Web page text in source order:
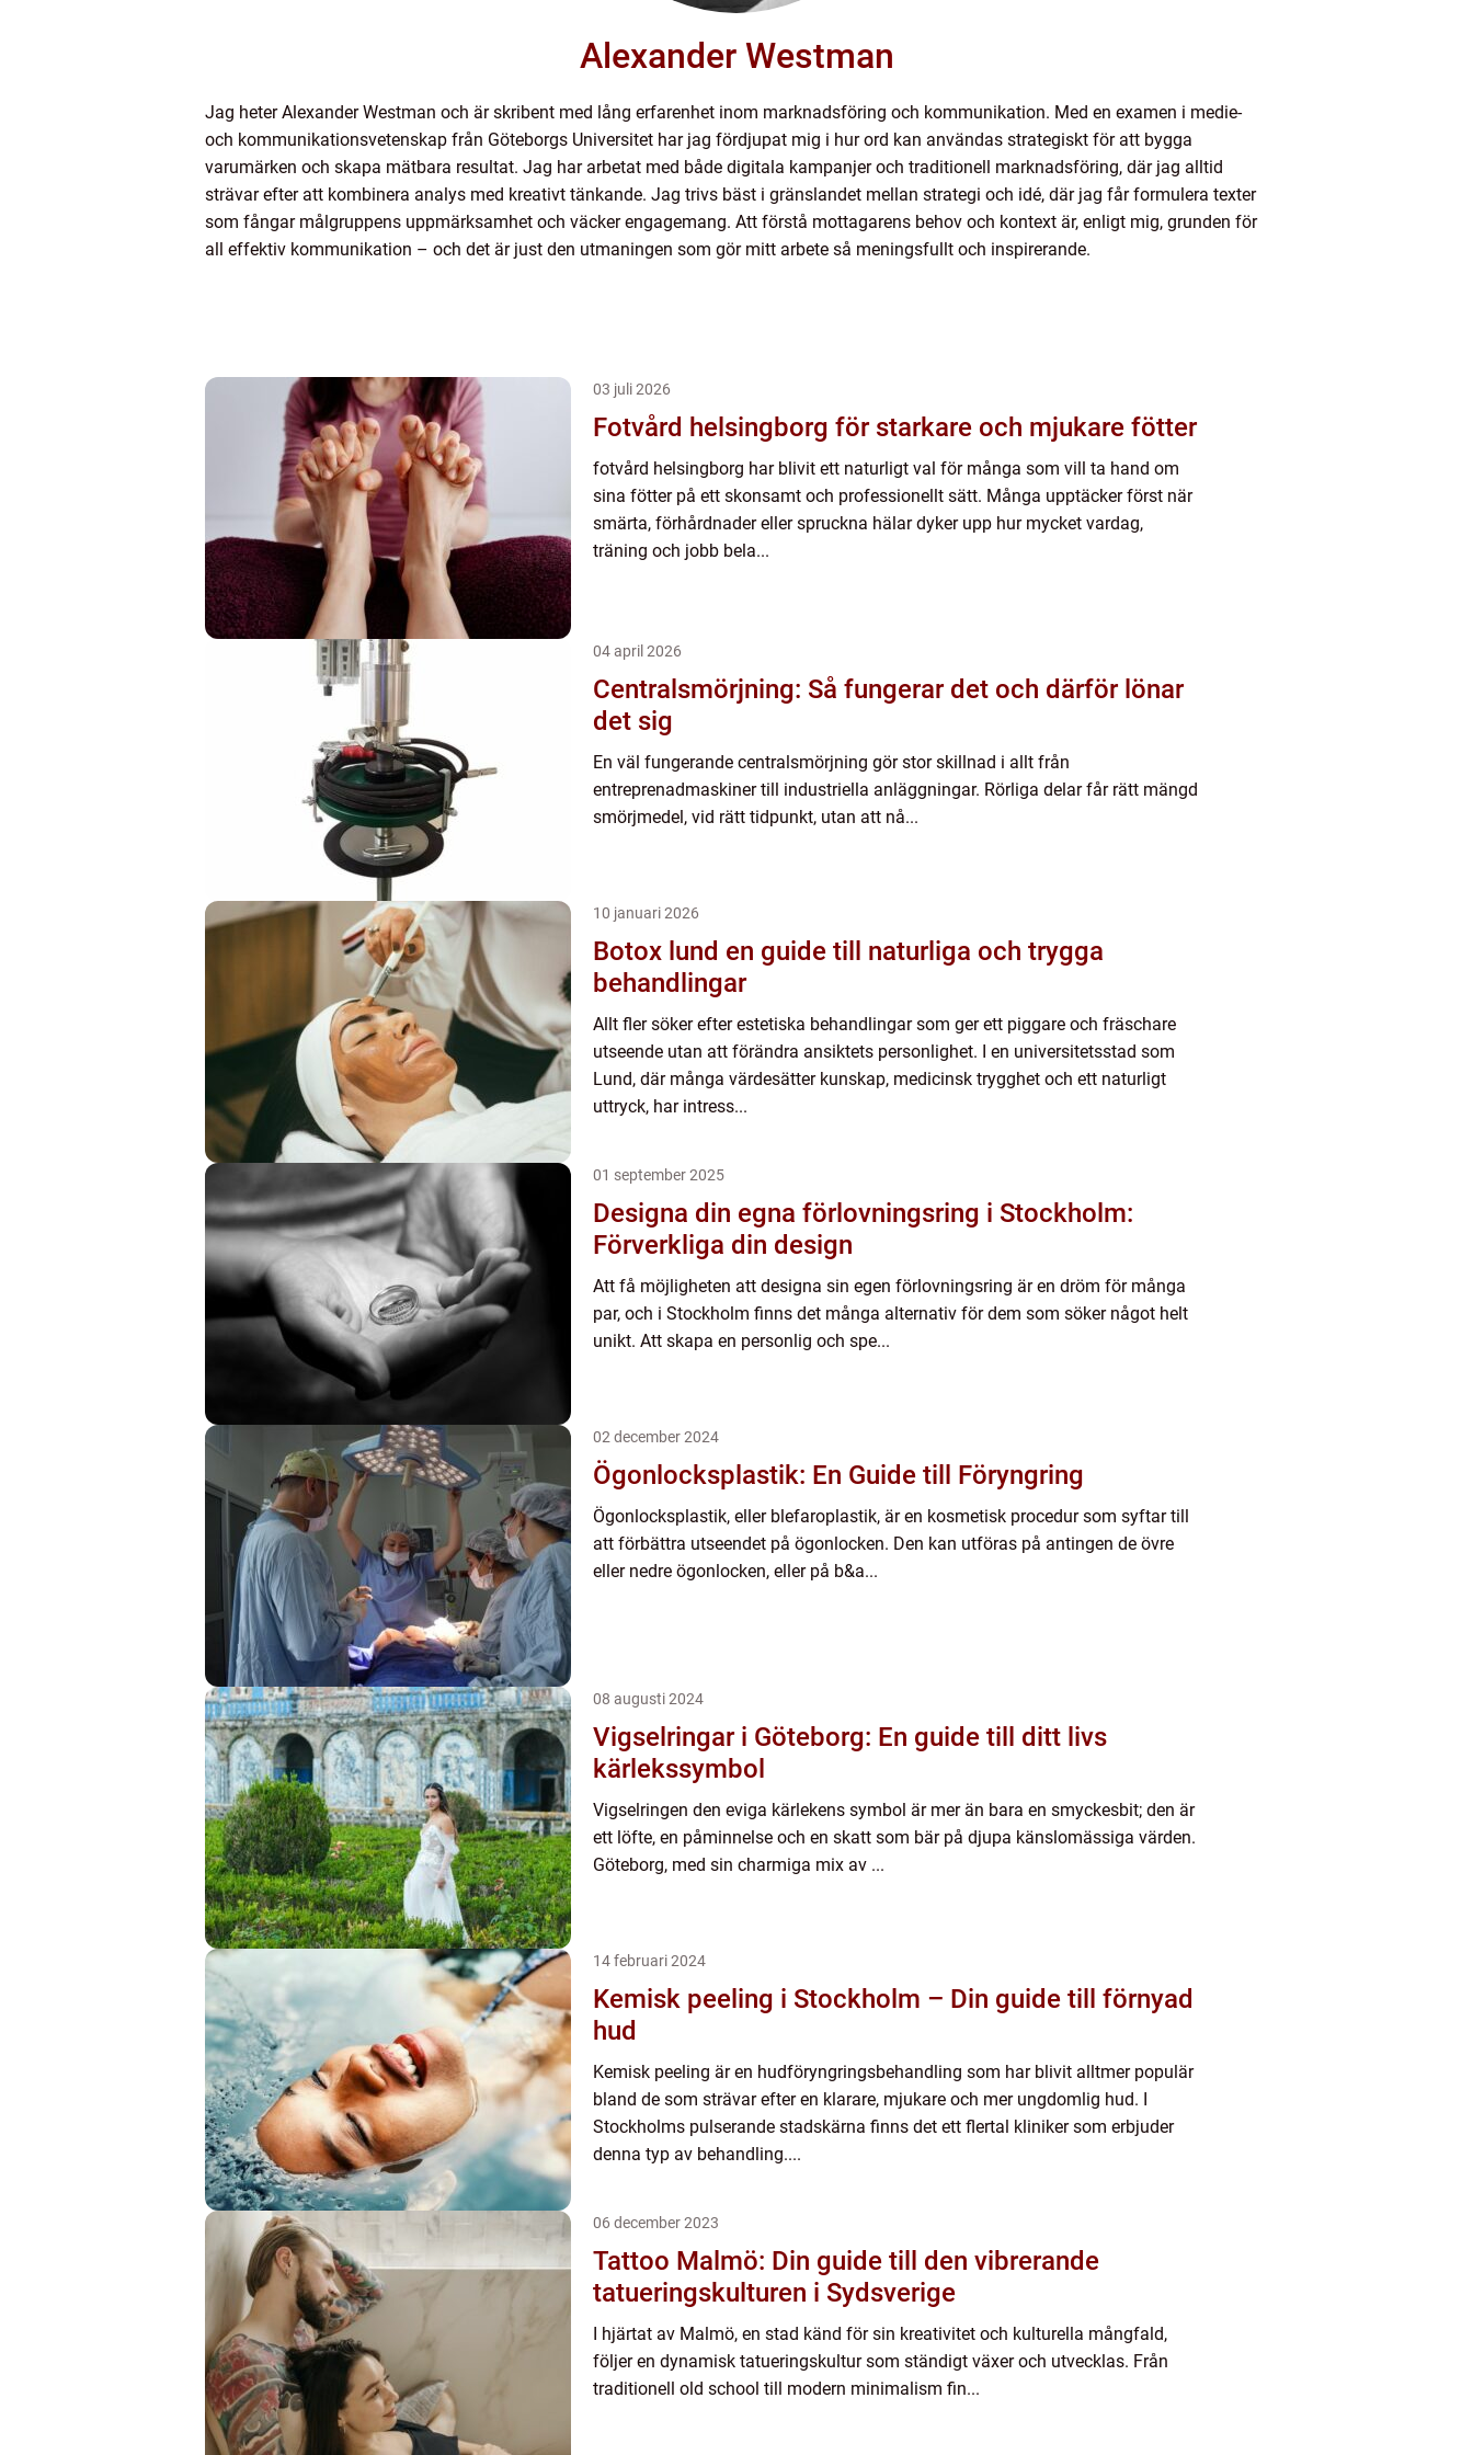
Alexander Westman
Jag heter Alexander Westman och är skribent med lång erfarenhet inom marknadsföring och kommunikation. Med en examen i medie-
och kommunikationsvetenskap från Göteborgs Universitet har jag fördjupat mig i hur ord kan användas strategiskt för att bygga
varumärken och skapa mätbara resultat. Jag har arbetat med både digitala kampanjer och traditionell marknadsföring, där jag alltid
strävar efter att kombinera analys med kreativt tänkande. Jag trivs bäst i gränslandet mellan strategi och idé, där jag får formulera texter
som fångar målgruppens uppmärksamhet och väcker engagemang. Att förstå mottagarens behov och kontext är, enligt mig, grunden för
all effektiv kommunikation – och det är just den utmaningen som gör mitt arbete så meningsfullt och inspirerande.
03 juli 2026
Fotvård helsingborg för starkare och mjukare fötter
fotvård helsingborg har blivit ett naturligt val för många som vill ta hand om
sina fötter på ett skonsamt och professionellt sätt. Många upptäcker först när
smärta, förhårdnader eller spruckna hälar dyker upp hur mycket vardag,
träning och jobb bela...
04 april 2026
Centralsmörjning: Så fungerar det och därför lönar
det sig
En väl fungerande centralsmörjning gör stor skillnad i allt från
entreprenadmaskiner till industriella anläggningar. Rörliga delar får rätt mängd
smörjmedel, vid rätt tidpunkt, utan att nå...
10 januari 2026
Botox lund en guide till naturliga och trygga
behandlingar
Allt fler söker efter estetiska behandlingar som ger ett piggare och fräschare
utseende utan att förändra ansiktets personlighet. I en universitetsstad som
Lund, där många värdesätter kunskap, medicinsk trygghet och ett naturligt
uttryck, har intress...
01 september 2025
Designa din egna förlovningsring i Stockholm:
Förverkliga din design
Att få möjligheten att designa sin egen förlovningsring är en dröm för många
par, och i Stockholm finns det många alternativ för dem som söker något helt
unikt. Att skapa en personlig och spe...
02 december 2024
Ögonlocksplastik: En Guide till Föryngring
Ögonlocksplastik, eller blefaroplastik, är en kosmetisk procedur som syftar till
att förbättra utseendet på ögonlocken. Den kan utföras på antingen de övre
eller nedre ögonlocken, eller på b&a...
08 augusti 2024
Vigselringar i Göteborg: En guide till ditt livs
kärlekssymbol
Vigselringen den eviga kärlekens symbol är mer än bara en smyckesbit; den är
ett löfte, en påminnelse och en skatt som bär på djupa känslomässiga värden.
Göteborg, med sin charmiga mix av ...
14 februari 2024
Kemisk peeling i Stockholm – Din guide till förnyad
hud
Kemisk peeling är en hudföryngringsbehandling som har blivit alltmer populär
bland de som strävar efter en klarare, mjukare och mer ungdomlig hud. I
Stockholms pulserande stadskärna finns det ett flertal kliniker som erbjuder
denna typ av behandling....
06 december 2023
Tattoo Malmö: Din guide till den vibrerande
tatueringskulturen i Sydsverige
I hjärtat av Malmö, en stad känd för sin kreativitet och kulturella mångfald,
följer en dynamisk tatueringskultur som ständigt växer och utvecklas. Från
traditionell old school till modern minimalism fin...